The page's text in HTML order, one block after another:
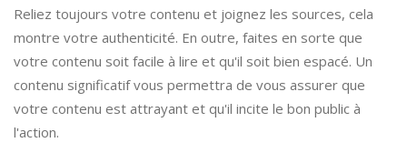
Reliez toujours votre contenu et joignez les sources, cela
montre votre authenticité. En outre, faites en sorte que
votre contenu soit facile à lire et qu'il soit bien espacé. Un
contenu significatif vous permettra de vous assurer que
votre contenu est attrayant et qu'il incite le bon public à
l'action.